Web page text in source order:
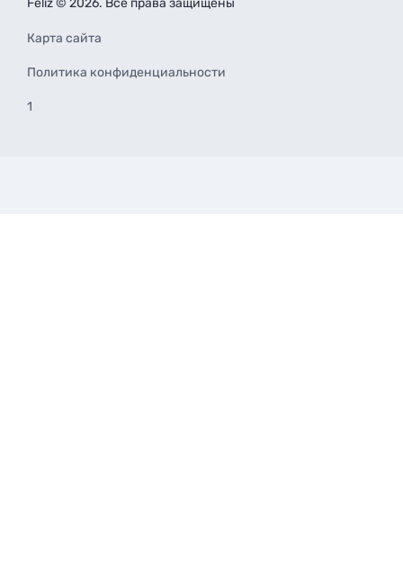
Feliz © 2026. Все права защищены
Карта сайта
Политика конфиденциальности